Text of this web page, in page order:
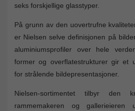
seks forskjellige glasstyper.
På grunn av den uovertrufne
er Nielsen selve definisjonen på
aluminiumsprofiler over hele
former og overflatestrukturer gir et
for strålende bildepresentasjoner.
Nielsen-sortimentet tilbyr den
rammemakeren og gallerieieren